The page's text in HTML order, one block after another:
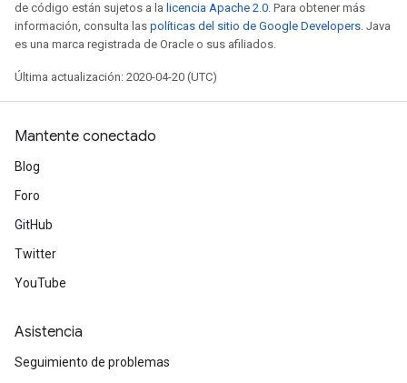
de código están sujetos a la licencia Apache 2.0. Para obtener más
información, consulta las políticas del sitio de Google Developers. Java
es una marca registrada de Oracle o sus afiliados.
Última actualización: 2020-04-20 (UTC)
Mantente conectado
Blog
Foro
GitHub
Twitter
YouTube
Asistencia
Seguimiento de problemas